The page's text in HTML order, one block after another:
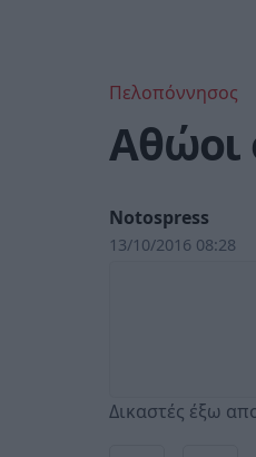
Πελοπόννησος
Αθώοι
Notospress
13/10/2016 08:28
Δικαστές έξω